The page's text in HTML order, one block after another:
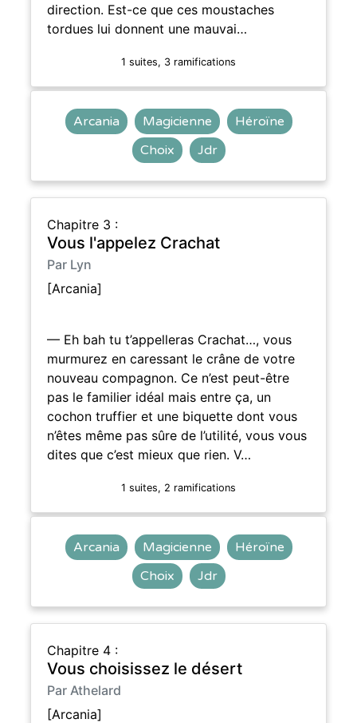
direction. Est-ce que ces moustaches
tordues lui donnent une mauvai…
1 suites, 3 ramifications
Arcania Magicienne
Héroïne
Choix
Jdr
Chapitre 3 :
Vous l'appelez Crachat
Par Lyn
[Arcania]
— Eh bah tu t’appelleras Crachat…, vous
murmurez en caressant le crâne de votre
nouveau compagnon. Ce n’est peut-être
pas le familier idéal mais entre ça, un
cochon truffier et une biquette dont vous
n’êtes même pas sûre de l’utilité, vous vous
dites que c’est mieux que rien. V…
1 suites, 2 ramifications
Arcania Magicienne
Héroïne
Choix
Jdr
Chapitre 4 :
Vous choisissez le désert
Par Athelard
[Arcania]